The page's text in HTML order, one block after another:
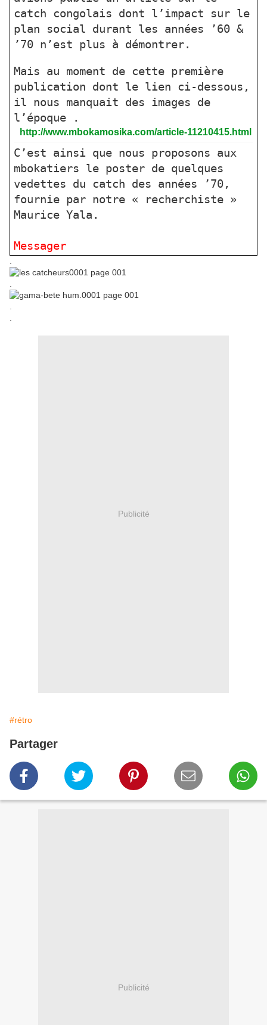
catch congolais dont l’impact sur le
plan social durant les années ’60 &
’70 n’est plus à démontrer.
Mais au moment de cette première
publication dont le lien ci-dessous,
il nous manquait des images de
l’époque .
http://www.mbokamosika.com/article-11210415.html
C’est ainsi que nous proposons aux
mbokatiers le poster de quelques
vedettes du catch des années ’70,
fournie par notre « recherchiste »
Maurice Yala.
Messager
Publicité
#rétro
Partager
Publicité